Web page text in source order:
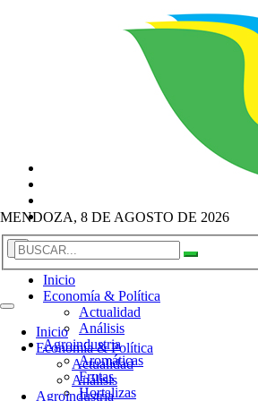
MENDOZA, 8 DE AGOSTO DE 2026
Inicio
Economía & Política
Actualidad
Análisis
Agroindustria
×
Inicio
Economía & Política
Actualidad
Análisis
Agroindustria
Aromáticas
Frutas
Hortalizas